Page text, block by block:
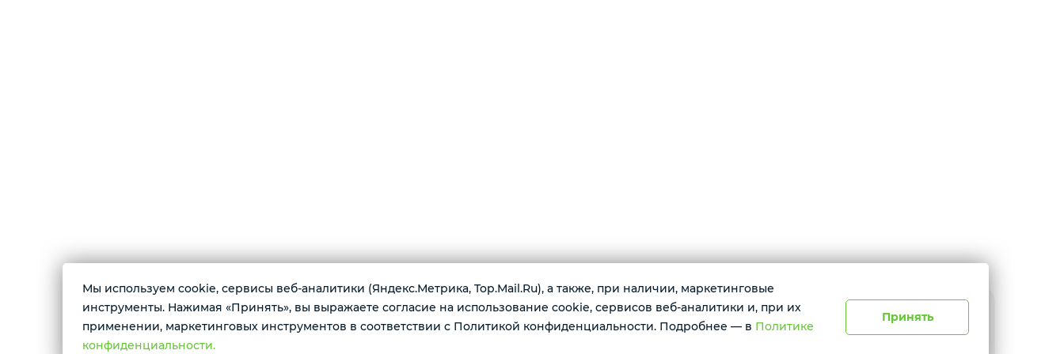
О магазине
Магазин цифровой электроники. В продаже имеются по доступным ценам:
смартфоны, планшеты, смарт-часы, беспроводные наушники, ноутбуки, игровые
г. Красноярск, ул. Абытаевская 2, офис 337
Мы используем cookie, сервисы веб-аналитики (Яндекс.Метрика, Top.Mail.Ru), а также, при наличии, маркетинговые
инструменты. Нажимая «Принять», вы выражаете согласие на использование cookie, сервисов веб-аналитики и, при их
применении, маркетинговых инструментов в соответствии с Политикой конфиденциальности. Подробнее — в Политике
конфиденциальности.
Принять